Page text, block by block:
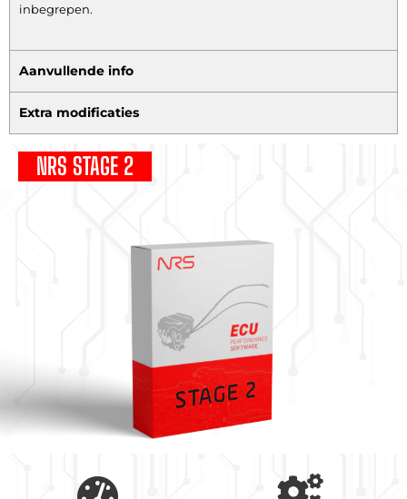
inbegrepen.
Aanvullende info
Extra modificaties
NRS STAGE 2